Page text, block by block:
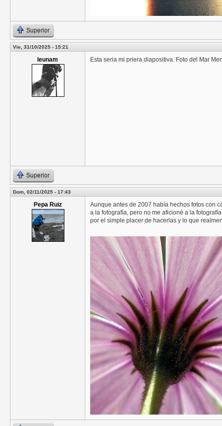
Superior
Vie, 31/10/2025 - 15:21
leunam Esta seria mi priera diapositiva. Foto del Mar
Superior
Dom, 02/11/2025 - 17:43
Pepa Ruiz
Aunque antes de 2007 había hechos fotos con
a la fotografía, pero no me aficioné a la
por el simple placer de hacerlas y lo que